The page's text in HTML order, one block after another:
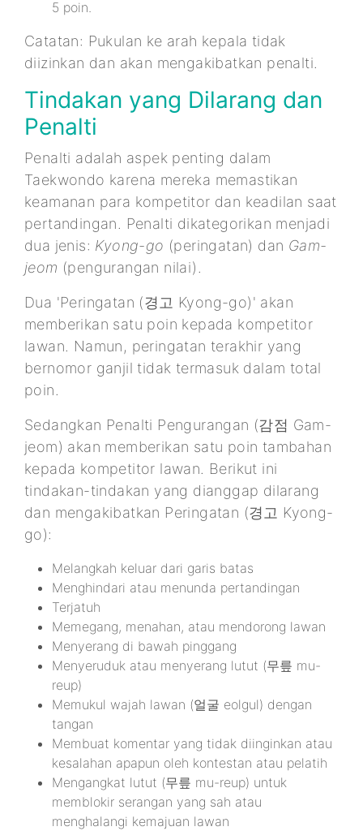
5 poin.
Catatan: Pukulan ke arah kepala tidak
diizinkan dan akan mengakibatkan penalti.
Tindakan yang Dilarang dan
Penalti
Penalti adalah aspek penting dalam
Taekwondo karena mereka memastikan
keamanan para kompetitor dan keadilan saat
pertandingan. Penalti dikategorikan menjadi
dua jenis: Kyong-go (peringatan) dan Gam-
jeom (pengurangan nilai).
Dua 'Peringatan (경고 Kyong-go)' akan
memberikan satu poin kepada kompetitor
lawan. Namun, peringatan terakhir yang
bernomor ganjil tidak termasuk dalam total
poin.
Sedangkan Penalti Pengurangan (감점 Gam-
jeom) akan memberikan satu poin tambahan
kepada kompetitor lawan. Berikut ini
tindakan-tindakan yang dianggap dilarang
dan mengakibatkan Peringatan (경고 Kyong-
go):
Melangkah keluar dari garis batas
Menghindari atau menunda pertandingan
Terjatuh
Memegang, menahan, atau mendorong lawan
Menyerang di bawah pinggang
Menyeruduk atau menyerang lutut (무릎 mu-
reup)
Memukul wajah lawan (얼굴 eolgul) dengan
tangan
Membuat komentar yang tidak diinginkan atau
kesalahan apapun oleh kontestan atau pelatih
Mengangkat lutut (무릎 mu-reup) untuk
memblokir serangan yang sah atau
menghalangi kemajuan lawan